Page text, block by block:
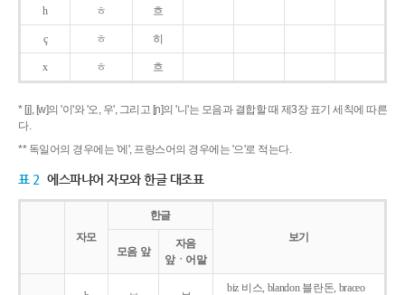
h ㅎ 흐
ç ㅎ 히
x ㅎ 흐
* [j], [w]의 '이'와 '오, 우', 그리고 [ɲ]의 '니'는 모음과 결합할 때 제3장 표기 세칙에 따른
다.
** 독일어의 경우에는 '에', 프랑스어의 경우에는 '으'로 적는다.
표 2 에스파냐어 자모와 한글 대조표
자모
한글
보기
모음 앞
자음
앞ㆍ어말
biz 비스, blandon 블란돈, braceo